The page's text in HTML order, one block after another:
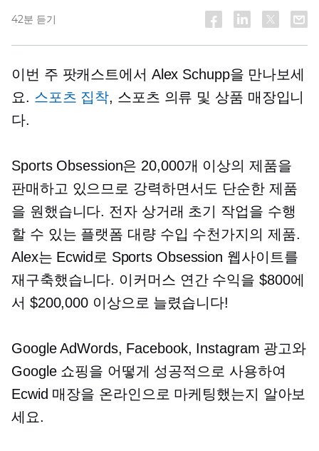
42분 듣기
이번 주 팟캐스트에서 Alex Schupp을 만나보세
요. 스포츠 집착, 스포츠 의류 및 상품 매장입니
다.
Sports Obsession은 20,000개 이상의 제품을
판매하고 있으므로 강력하면서도 단순한 제품
을 원했습니다. 전자 상거래 초기 작업을 수행
할 수 있는 플랫폼 대량 수입 수천가지의 제품.
Alex는 Ecwid로 Sports Obsession 웹사이트를
재구축했습니다. 이커머스 연간 수익을 $800에
서 $200,000 이상으로 늘렸습니다!
Google AdWords, Facebook, Instagram 광고와
Google 쇼핑을 어떻게 성공적으로 사용하여
Ecwid 매장을 온라인으로 마케팅했는지 알아보
세요.